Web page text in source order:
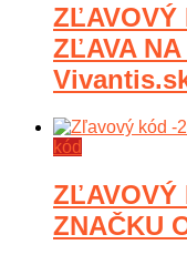
ZĽAVA
kód
ZNAČKU